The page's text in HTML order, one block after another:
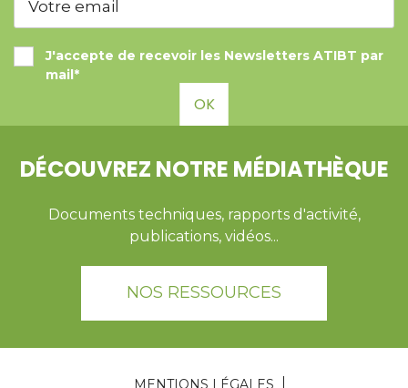
J'accepte de recevoir les Newsletters ATIBT par
mail*
OK
DÉCOUVREZ NOTRE MÉDIATHÈQUE
Documents techniques, rapports d'activité,
publications, vidéos...
NOS RESSOURCES
MENTIONS LÉGALES